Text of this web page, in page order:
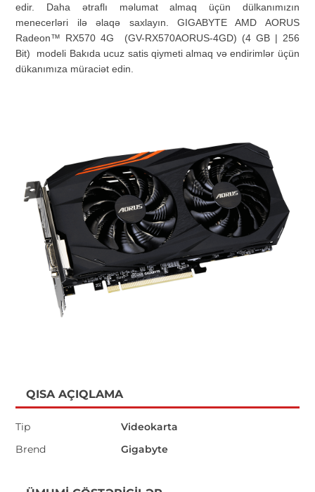
edir. Daha ətraflı məlumat almaq üçün dülkanımızın
menecerləri ilə əlaqə saxlayın . GIGABYTE AMD AORUS
Radeon™ RX570 4G (GV-RX570AORUS-4GD) (4 GB | 256
Bit) modeli Bakıda ucuz satis qiymeti almaq və endirimlər üçün
dükanımıza müraciət edin.
QISA AÇIQLAMA
Tip
Videokarta
Brend
Gigabyte